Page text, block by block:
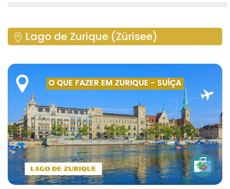
Lago de Zurique (Zürisee)